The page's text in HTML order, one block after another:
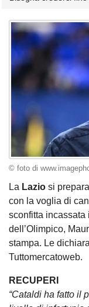
© foto di
La Lazio si
con la voglia di
sconfitta incassata
dell’Olimpico,
stampa. Le
Tuttomercatoweb.
RECUPERI
“Cataldi ha fatto il